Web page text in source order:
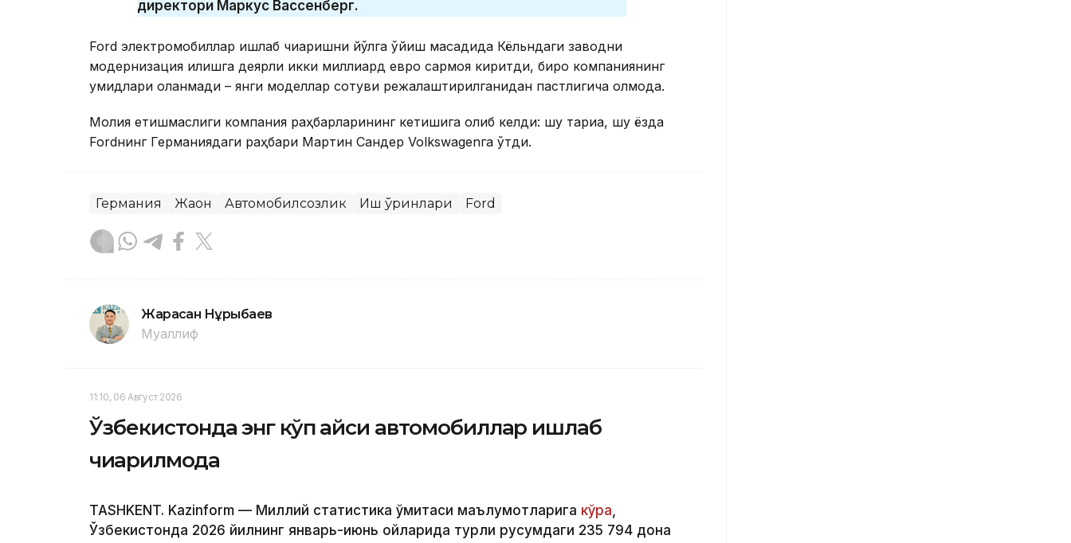
директори Маркус Вассенберг.
Ford электромобиллар ишлаб чиқаришни йўлга қўйиш мақсадида Кёльндаги заводни
модернизация қилишга деярли икки миллиард евро сармоя киритди, бироқ компаниянинг
умидлари оқланмади – янги моделлар сотуви режалаштирилганидан пастлигича қолмоқда.
Молия етишмаслиги компания раҳбарларининг кетишига олиб келди: шу тариқа, шу ёзда
Fordнинг Германиядаги раҳбари Мартин Сандер Volkswagenга ўтди.
Германия Жаҳон Автомобилсозлик Иш ўринлари Ford
Жарасқан Нұрыбаев
Муаллиф
11:10, 06 Август 2026
Ўзбекистонда энг кўп қайси автомобиллар ишлаб
чиқарилмоқда
TASHKENT. Kazinform — Миллий статистика қўмитаси маълумотларига кўра,
Ўзбекистонда 2026 йилнинг январь-июнь ойларида турли русумдаги 235 794 дона